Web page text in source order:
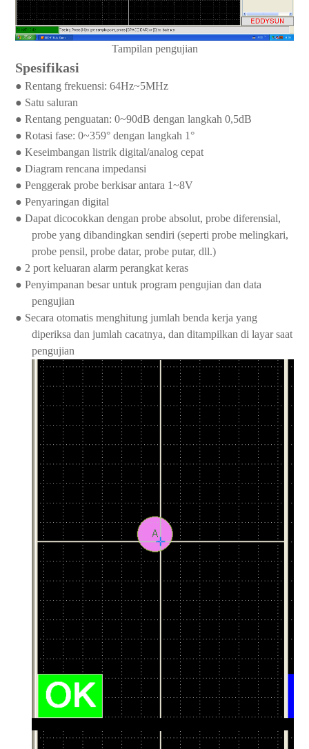
Tampilan pengujian
Spesifikasi
●Rentang frekuensi: 64Hz~5MHz
● Satu saluran
●Rentang penguatan: 0~90dB dengan langkah 0,5dB
●Rotasi fase: 0~359° dengan langkah 1°
●Keseimbangan listrik digital/analog cepat
●Diagram rencana impedansi
●Penggerak probe berkisar antara 1~8V
●Penyaringan digital
●Dapat dicocokkan dengan probe absolut, probe diferensial,
probe yang dibandingkan sendiri (seperti probe melingkari,
probe pensil, probe datar, probe putar, dll.)
● 2 port keluaran alarm perangkat keras
●Penyimpanan besar untuk program pengujian dan data
pengujian
● Secara otomatis menghitung jumlah benda kerja yang
diperiksa dan jumlah cacatnya, dan ditampilkan di layar saat
pengujian